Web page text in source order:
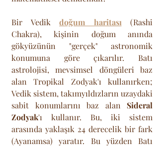
Bir Vedik doğum haritası (Rashi
Chakra), kişinin doğum anında
gökyüzünün "gerçek" astronomik
konumuna göre çıkarılır. Batı
astrolojisi, mevsimsel döngüleri baz
alan Tropikal Zodyak'ı kullanırken;
Vedik sistem, takımyıldızların uzaydaki
sabit konumlarını baz alan Sideral
Zodyak'ı kullanır. Bu, iki sistem
arasında yaklaşık 24 derecelik bir fark
(Ayanamsa) yaratır. Bu yüzden Batı